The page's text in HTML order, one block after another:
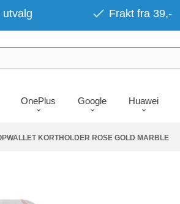
utvalg Frakt fra 39,-
OnePlus Google Huawei
KORTHOLDER ROSE GOLD MARBLE